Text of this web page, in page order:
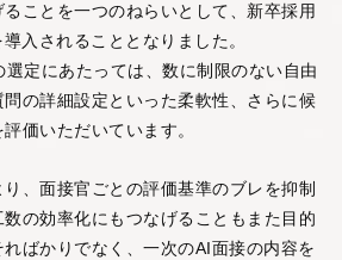
、
・
スキ
シ
顧客との商談を解析す
ることで、個人・企業
に対する顧客の評価や
反応を多角的・客観的
スです。
ことを一つのねらいとして、新卒採用
入されることとなりました。
選定にあたっては、数に制限のない自由
の詳細設定といった柔軟性、さらに候
価いただいています。
、面接官ごとの評価基準のブレを抑制
の効率化にもつなげることもまた目的
ばかりでなく、一次のAI面接の内容を